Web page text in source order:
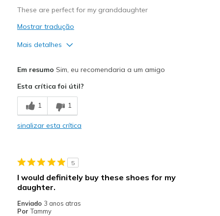
These are perfect for my granddaughter
Mostrar tradução
Mais detalhes
Comfortable
Durable
Casual Wear
Going Out
Special Occasions
Em resumo Sim, eu recomendaria a um amigo
Esta crítica foi útil?
1 1
sinalizar esta crítica
5
I would definitely buy these shoes for my
daughter.
Enviado 3 anos atras
Por Tammy